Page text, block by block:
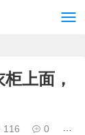
上面，
116 0